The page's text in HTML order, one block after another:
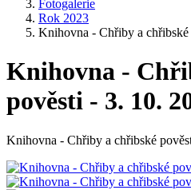
Fotogalerie
Rok 2023
Knihovna - Chřiby a chřibské
Knihovna -
pověsti - 3. 10.
Knihovna - Chřiby a chřibské